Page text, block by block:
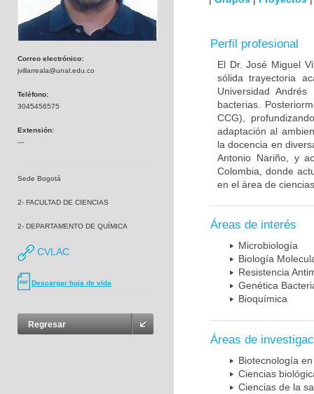
Correo electrónico:
jvillarreala@unal.edu.co
Teléfono:
3045456575
Extensión:
---
Sede Bogotá
2- FACULTAD DE CIENCIAS
2- DEPARTAMENTO DE QUÍMICA
CVLAC
Descargar hoja de vida
Regresar
Perfil profesional
El Dr. José Miguel
sólida trayectoria
Universidad
bacterias.
CCG),
adaptación al
la docencia en
Antonio Nariño, y
Colombia, donde
en el área de
Áreas de interés
Microbiología
Biología
Resistencia
Genética
Bioquímica
Áreas de
Biotecnología
Ciencias
Ciencias de la